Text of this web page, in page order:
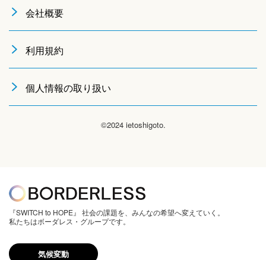
会社概要
利用規約
個人情報の取り扱い
©2024 ietoshigoto.
『SWITCH to HOPE』 社会の課題を、みんなの希望へ変えていく。
私たちはボーダレス・グループです。
気候変動